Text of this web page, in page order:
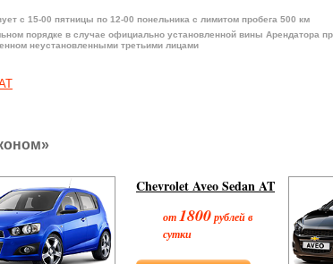
с 15-00 пятницы по 12-00 понельника с лимитом пробега 500 км
порядке в случае официально установленной вины Арендатора
неустановленными третьими лицами
Chevrolet Aveo Sedan AT
от1800рублей в
сутки